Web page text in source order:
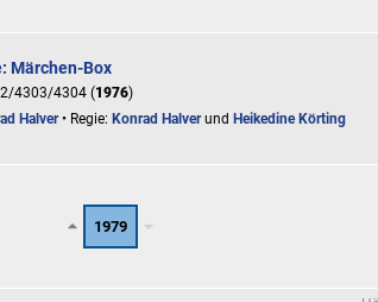
Märchen-Box
4303/4304 (1976)
Halver• Regie: Konrad Halverund Heikedine Körting
1979